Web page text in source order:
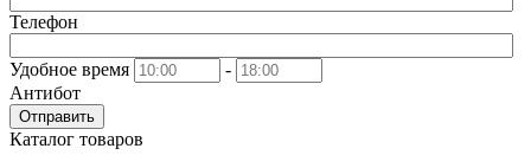
Телефон
Удобное время
-
Антибот
Отправить
Каталог товаров